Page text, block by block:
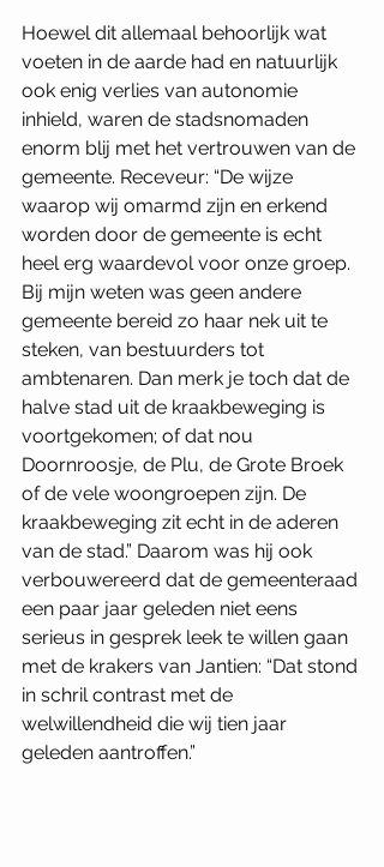
Hoewel dit allemaal behoorlijk wat
voeten in de aarde had en natuurlijk
ook enig verlies van autonomie
inhield, waren de stadsnomaden
enorm blij met het vertrouwen van de
gemeente. Receveur: “De wijze
waarop wij omarmd zijn en erkend
worden door de gemeente is echt
heel erg waardevol voor onze groep.
Bij mijn weten was geen andere
gemeente bereid zo haar nek uit te
steken, van bestuurders tot
ambtenaren. Dan merk je toch dat de
halve stad uit de kraakbeweging is
voortgekomen; of dat nou
Doornroosje, de Plu, de Grote Broek
of de vele woongroepen zijn. De
kraakbeweging zit echt in de aderen
van de stad.” Daarom was hij ook
verbouwereerd dat de gemeenteraad
een paar jaar geleden niet eens
serieus in gesprek leek te willen gaan
met de krakers van Jantien: “Dat stond
in schril contrast met de
welwillendheid die wij tien jaar
geleden aantroffen.”